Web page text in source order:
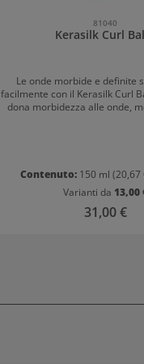
81040
Kerasilk Curl
Le onde morbide e definite
facilmente con il Kerasilk Curl
dona morbidezza alle onde,
mantenendo il look controllato
contiene seta biomimetica e
97,5% degli ingredienti è di
Contenuto: 150 ml (20,67
Varianti da 13,00
Prezzo
31,00 €